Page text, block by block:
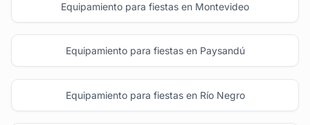
Equipamiento para fiestas en Montevideo
Equipamiento para fiestas en Paysandú
Equipamiento para fiestas en Río Negro